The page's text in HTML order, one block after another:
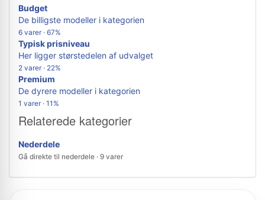
Budget
De billigste modeller i kategorien
6 varer · 67%
Typisk prisniveau
Her ligger størstedelen af udvalget
2 varer · 22%
Premium
De dyrere modeller i kategorien
1 varer · 11%
Relaterede kategorier
Nederdele
Gå direkte til nederdele · 9 varer